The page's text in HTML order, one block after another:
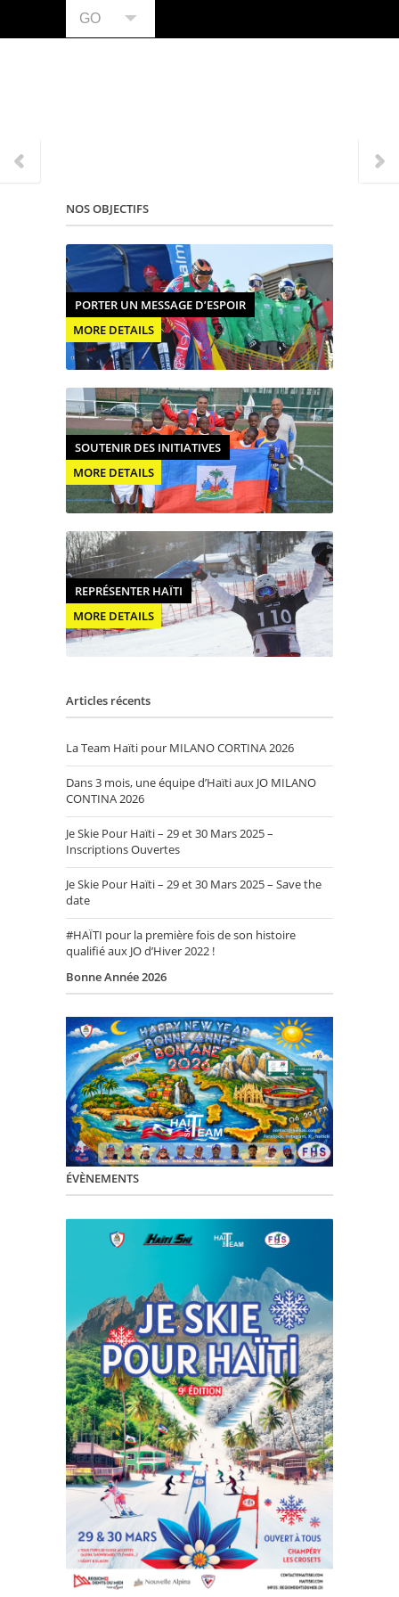
GO
NOS OBJECTIFS
PORTER UN MESSAGE D’ESPOIR
MORE DETAILS
SOUTENIR DES INITIATIVES
MORE DETAILS
REPRÉSENTER HAÏTI
MORE DETAILS
Articles récents
La Team Haïti pour MILANO CORTINA 2026
Dans 3 mois, une équipe d’Haïti aux JO MILANO
CONTINA 2026
Je Skie Pour Haïti – 29 et 30 Mars 2025 –
Inscriptions Ouvertes
Je Skie Pour Haïti – 29 et 30 Mars 2025 – Save the
date
#HAÏTI pour la première fois de son histoire
qualifié aux JO d’Hiver 2022 !
Bonne Année 2026
ÉVÈNEMENTS